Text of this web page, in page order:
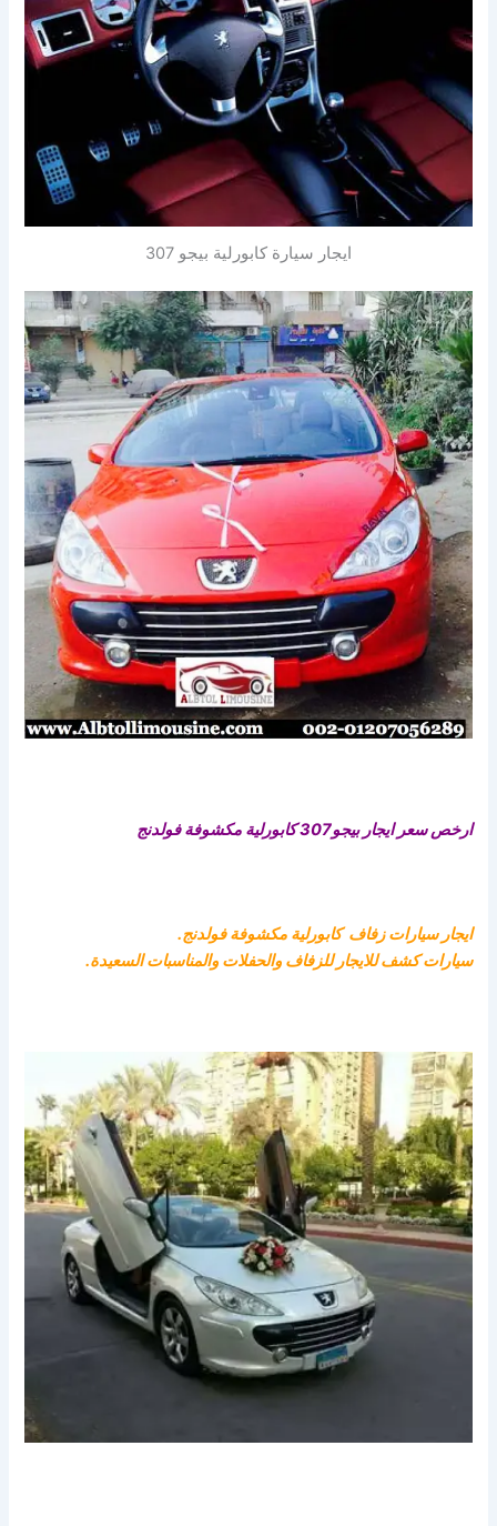
ايجار سيارة كابورلية بيجو 307
ارخص سعر ايجار بيجو307 كابورلية مكشوفة فولدنج
ايجار سيارات زفاف كابورلية مكشوفة فولدنج.
سيارات كشف للايجار للزفاف والحفلات والمناسبات السعيدة.